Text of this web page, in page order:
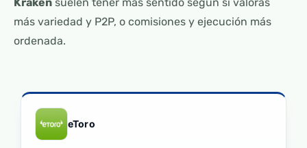
Kraken suelen tener más sentido según si valoras
más variedad y P2P, o comisiones y ejecución más
ordenada.
eToro